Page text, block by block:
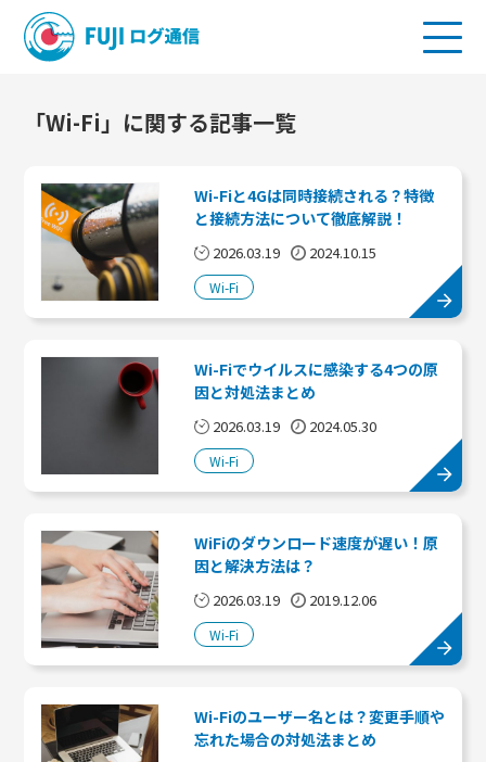
「Wi-Fi」に関する記事一覧
Wi-Fiと4Gは同時接続される？特徴
と接続方法について徹底解説！
2026.03.19 2024.10.15
Wi-Fi
Wi-Fiでウイルスに感染する4つの原
因と対処法まとめ
2026.03.19 2024.05.30
Wi-Fi
WiFiのダウンロード速度が遅い！原
因と解決方法は？
2026.03.19 2019.12.06
Wi-Fi
Wi-Fiのユーザー名とは？変更手順や
忘れた場合の対処法まとめ